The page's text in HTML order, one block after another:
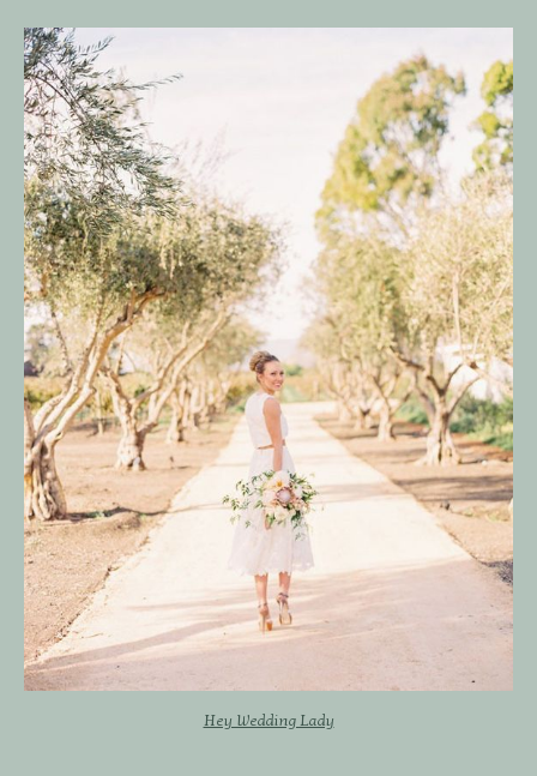
Hey Wedding Lady